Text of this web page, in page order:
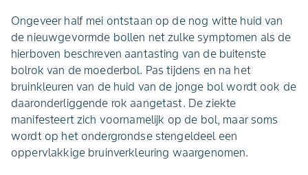
Ongeveer half mei ontstaan op de nog witte huid van
de nieuwgevormde bollen net zulke symptomen als de
hierboven beschreven aantasting van de buitenste
bolrok van de moederbol. Pas tijdens en na het
bruinkleuren van de huid van de jonge bol wordt ook de
daaronderliggende rok aangetast. De ziekte
manifesteert zich voornamelijk op de bol, maar soms
wordt op het ondergrondse stengeldeel een
oppervlakkige bruinverkleuring waargenomen.